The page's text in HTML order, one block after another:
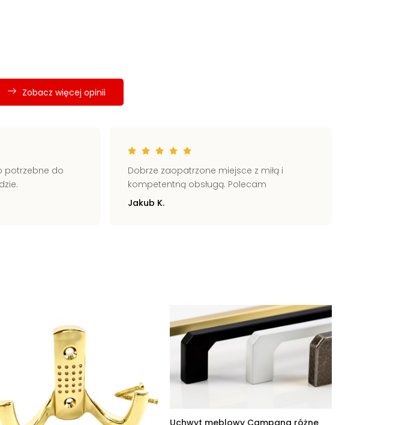
Zobacz więcej opinii
potrzebne do
Dobrze zaopatrzone miejsce z miłą i
kompetentną obsługą. Polecam
Jakub K.
Uchwyt meblowy Campana różne